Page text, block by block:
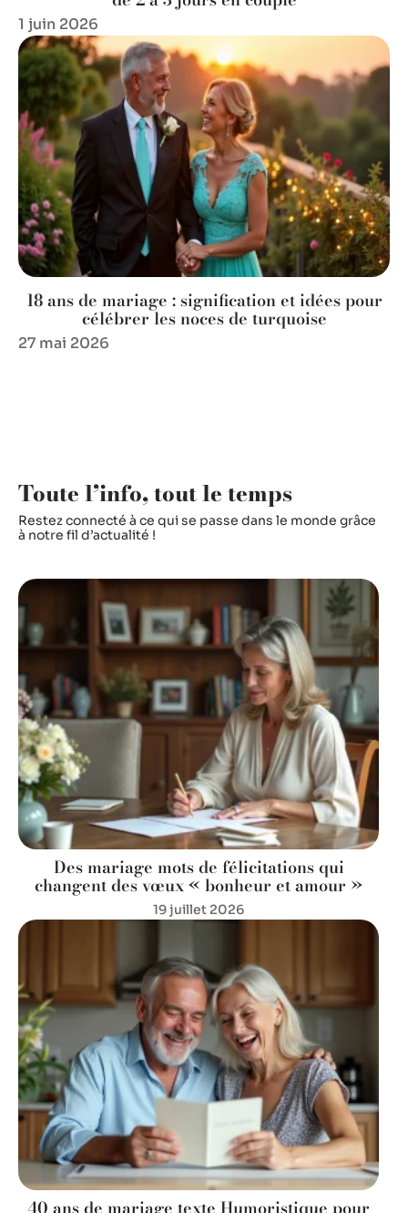
1 juin 2026
18 ans de mariage : signification et idées pour
célébrer les noces de turquoise
27 mai 2026
Toute l’info, tout le temps
Restez connecté à ce qui se passe dans le monde grâce
à notre fil d’actualité !
Des mariage mots de félicitations qui
changent des vœux « bonheur et amour »
19 juillet 2026
40 ans de mariage texte Humoristique pour